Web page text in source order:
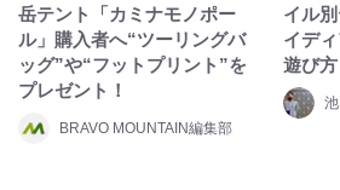
岳テント「カミナモノポー
ル」購入者へ“ツーリングバ
ッグ”や“フットプリント”を
プレゼント！
BRAVO MOUNTAIN編集部
イル
イデ
遊び方